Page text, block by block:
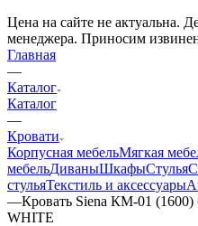
Цена на сайте не актуальна.
менеджера. Приносим
Главная
—
Каталог
Каталог
—
Кровати
Корпусная мебельМягкая
мебельДиваныШкафыСтулья
стульяТекстиль и аксессуары
—Кровать Siena КМ-01
WHITE